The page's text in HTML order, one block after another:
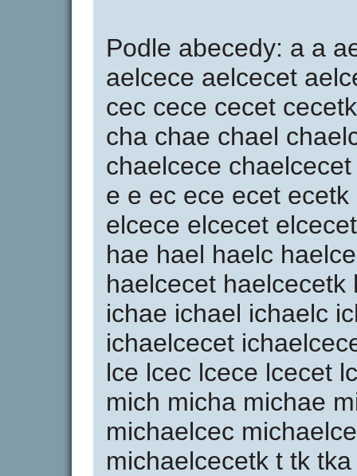
Podle abecedy: a a
aelcece aelcecet
cec cece cecet
cha chae chael
chaelcece
e e ec ece ecet
elcece elcecet
hae hael haelc
haelcecet
ichae ichael ichaelc
ichaelcecet
lce lcec lcece lcecet
mich micha michae
michaelcec
michaelcecetk t tk tka